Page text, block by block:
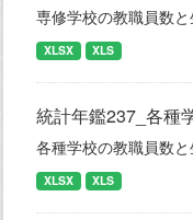
専修学校の教職員数
XLSX XLS
統計年鑑237_各種
各種学校の教職員数
XLSX XLS